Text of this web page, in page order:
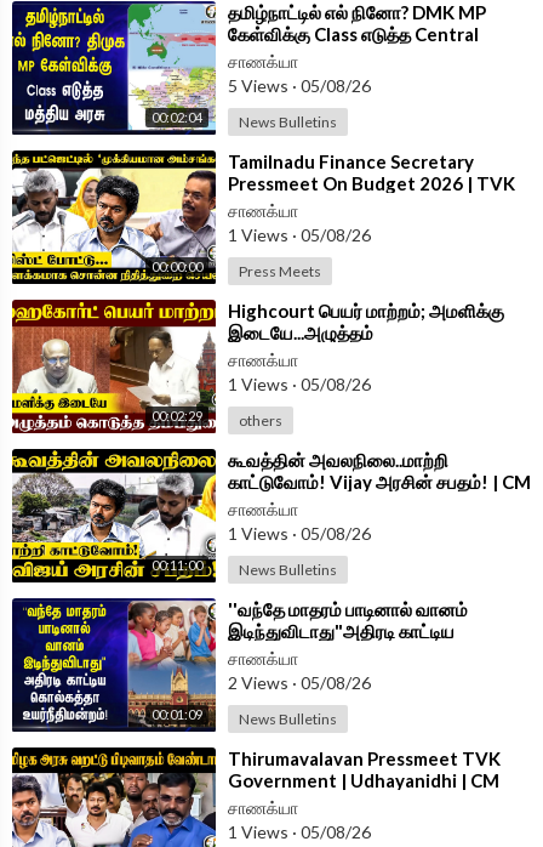
00:02:04
⁣தமிழ்நாட்டில் எல் நினோ? DMK MP
கேள்விக்கு Class எடுத்த Central
Government | Parliament
சாணக்யா
5 Views · 05/08/26
News Bulletins
00:00:00
⁣Tamilnadu Finance Secretary
Pressmeet On Budget 2026 | TVK
Government
சாணக்யா
1 Views · 05/08/26
Press Meets
00:02:29
⁣Highcourt பெயர் மாற்றம்; அமளிக்கு
இடையே...அழுத்தம்
கொடுத்தThambidurai | Parliament
2026 | ADMK
சாணக்யா
1 Views · 05/08/26
others
00:11:00
⁣கூவத்தின் அவலநிலை..மாற்றி
காட்டுவோம்! Vijay அரசின் சபதம்! | CM
Vijay | TVK Government
சாணக்யா
1 Views · 05/08/26
News Bulletins
00:01:09
⁣''வந்தே மாதரம் பாடினால் வானம்
இடிந்துவிடாது"அதிரடி காட்டிய
Kolkatta Highcourt!
சாணக்யா
2 Views · 05/08/26
News Bulletins
⁣Thirumavalavan Pressmeet TVK
Government | Udhayanidhi | CM
Vijay | VCK
சாணக்யா
1 Views · 05/08/26